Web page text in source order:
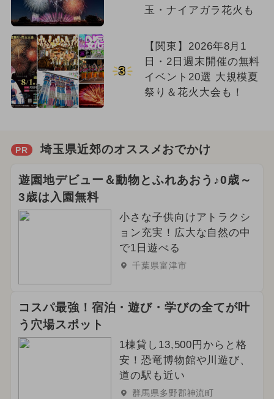
玉・ナイアガラ花火も
3
【関東】2026年8月1
日・2日週末開催の無料
イベント20選 大規模夏
祭り＆花火大会も！
PR 埼玉県近郊のオススメおでかけ
遊園地デビュー＆動物とふれあおう♪0歳～
3歳は入園無料
小さな子供向けアトラクシ
ョン充実！広大な自然の中
で1日遊べる
千葉県富津市
コスパ最強！宿泊・遊び・学びの全てが叶
う穴場スポット
1棟貸し13,500円からと格
安！恐竜博物館や川遊び、
道の駅も近い
群馬県多野郡神流町